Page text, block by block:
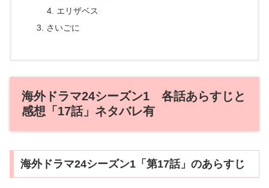
エリザベス
さいごに
海外ドラマ24シーズン1 各話あらすじと
感想「17話」ネタバレ有
海外ドラマ24シーズン1「第17話」のあらすじ